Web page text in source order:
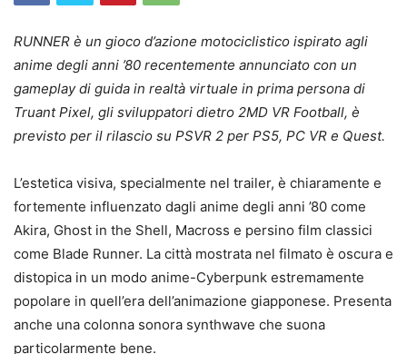
RUNNER è un gioco d’azione motociclistico ispirato agli
anime degli anni ’80 recentemente annunciato con un
gameplay di guida in realtà virtuale in prima persona di
Truant Pixel, gli sviluppatori dietro 2MD VR Football, è
previsto per il rilascio su PSVR 2 per PS5, PC VR e Quest.
L’estetica visiva, specialmente nel trailer, è chiaramente e
fortemente influenzato dagli anime degli anni ’80 come
Akira, Ghost in the Shell, Macross e persino film classici
come Blade Runner. La città mostrata nel filmato è oscura e
distopica in un modo anime-Cyberpunk estremamente
popolare in quell’era dell’animazione giapponese. Presenta
anche una colonna sonora synthwave che suona
particolarmente bene.